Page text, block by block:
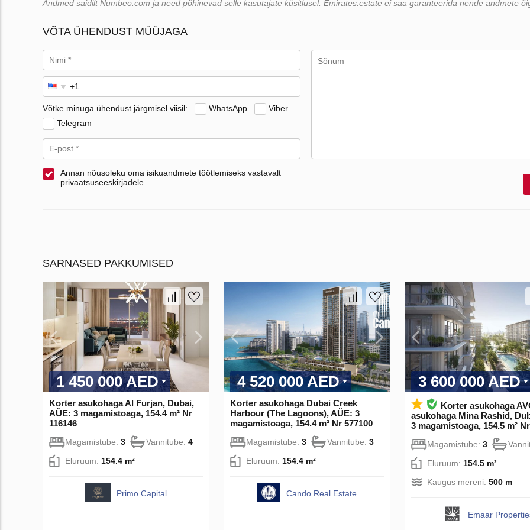
Andmed saidilt Numbeo.com ja need põhinevad selle kasutajate küsitlusel. Emirates.estate ei saa garanteerida nende andmete
VÕTA ÜHENDUST MÜÜJAGA
Võtke minuga ühendust järgmisel viisil: WhatsApp
Viber
Telegram
Annan nõusoleku oma isikuandmete töötlemiseks vastavalt
privaatsuseeskirjadele
SARNASED PAKKUMISED
1 450 000 AED
Korter asukohaga Al Furjan, Dubai,
AÜE: 3 magamistoaga, 154.4 m² Nr
116146
Magamistube: 3 Vannitube: 4
Eluruum: 154.4 m²
Primo Capital
4 520 000 AED
Korter asukohaga Dubai Creek
Harbour (The Lagoons), AÜE: 3
magamistoaga, 154.4 m² Nr 577100
Magamistube: 3 Vannitube: 3
Eluruum: 154.4 m²
Cando Real Estate
3 600 000 AED
Korter asukohaga
asukohaga Mina Rashid,
3 magamistoaga, 154.5 m²
Magamistube: 3
Eluruum: 154.5 m²
Kaugus mereni: 500 m
Emaar